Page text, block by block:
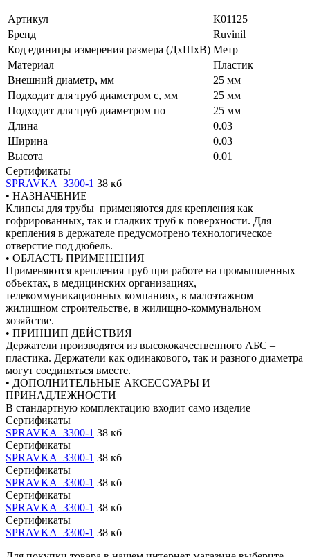
Артикул
К01125
Бренд
Ruvinil
Код единицы измерения размера (ДхШхВ) Метр
Материал
Пластик
Внешний диаметр, мм
25 мм
Подходит для труб диаметром с, мм
25 мм
Подходит для труб диаметром по
25 мм
Длина
0.03
Ширина
0.03
Высота
0.01
Сертификаты
SPRAVKA_3300-1 38 кб
• НАЗНАЧЕНИЕ
Клипсы для трубы применяются для крепления как
гофрированных, так и гладких труб к поверхности. Для
крепления в держателе предусмотрено технологическое
отверстие под дюбель.
• ОБЛАСТЬ ПРИМЕНЕНИЯ
Применяются крепления труб при работе на промышленных
объектах, в медицинских организациях,
телекоммуникационных компаниях, в малоэтажном
жилищном строительстве, в жилищно-коммунальном
хозяйстве.
• ПРИНЦИП ДЕЙСТВИЯ
Держатели производятся из высококачественного АБС –
пластика. Держатели как одинакового, так и разного диаметра
могут соединяться вместе.
• ДОПОЛНИТЕЛЬНЫЕ АКСЕССУАРЫ И
ПРИНАДЛЕЖНОСТИ
В стандартную комплектацию входит само изделие
Сертификаты
SPRAVKA_3300-1 38 кб
Сертификаты
SPRAVKA_3300-1 38 кб
Сертификаты
SPRAVKA_3300-1 38 кб
Сертификаты
SPRAVKA_3300-1 38 кб
Сертификаты
SPRAVKA_3300-1 38 кб